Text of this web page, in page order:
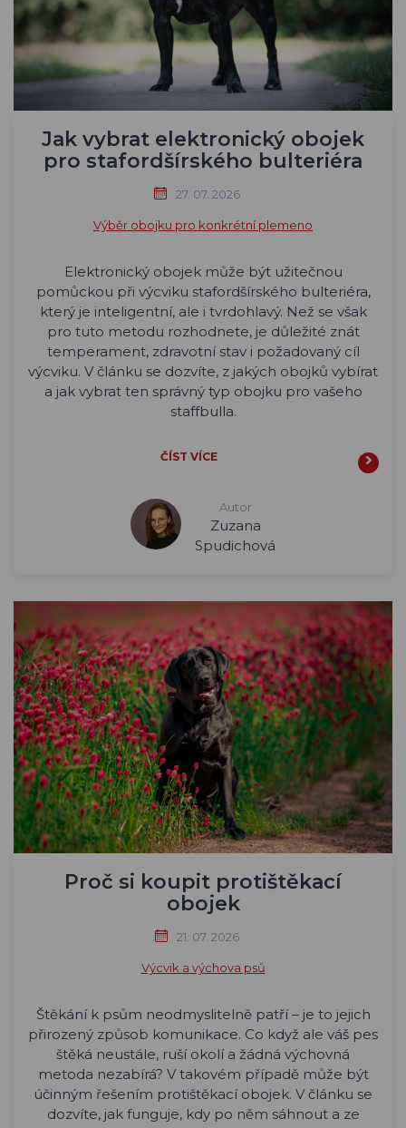
Jak vybrat elektronický obojek
pro stafordšírského bulteriéra
27. 07. 2026
Výběr obojku pro konkrétní plemeno
Elektronický obojek může být užitečnou
pomůckou při výcviku stafordšírského bulteriéra,
který je inteligentní, ale i tvrdohlavý. Než se však
pro tuto metodu rozhodnete, je důležité znát
temperament, zdravotní stav i požadovaný cíl
výcviku. V článku se dozvíte, z jakých obojků vybírat
a jak vybrat ten správný typ obojku pro vašeho
staffbulla.
ČÍST VÍCE
Autor
Zuzana
Spudichová
Proč si koupit protištěkací
obojek
21. 07. 2026
Výcvik a výchova psů
Štěkání k psům neodmyslitelně patří – je to jejich
přirozený způsob komunikace. Co když ale váš pes
štěká neustále, ruší okolí a žádná výchovná
metoda nezabírá? V takovém případě může být
účinným řešením protištěkací obojek. V článku se
dozvíte, jak funguje, kdy po něm sáhnout a ze